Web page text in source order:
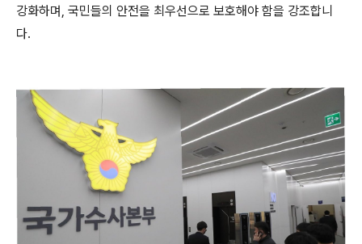
강화하며, 국민들의 안전을 최우선으로 보호해야 함을 강조합니
다.